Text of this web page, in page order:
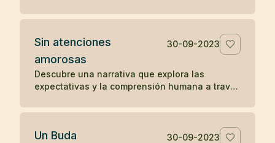
en reflexiones profundas sobre la existencia y
Sin atenciones
amorosas
30-09-2023
Descubre una narrativa que explora las
expectativas y la comprensión humana a través
una joven en la antigua China.
Un Buda
30-09-2023